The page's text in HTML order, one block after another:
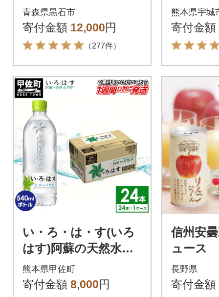
本《シャイニーアッ
プルジュース》
青森県黒石市
寄付金額 12,000円
（277件）
熊本県宇城
寄付金額
い・ろ・は・す(いろ
はす)阿蘇の天然水 5
40mLPET×24本×1ケ
ース
熊本県甲佐町
寄付金額 8,000円
信州安
ュース
長野県
寄付金額